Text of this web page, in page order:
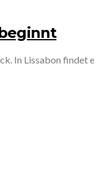
In Lissabon